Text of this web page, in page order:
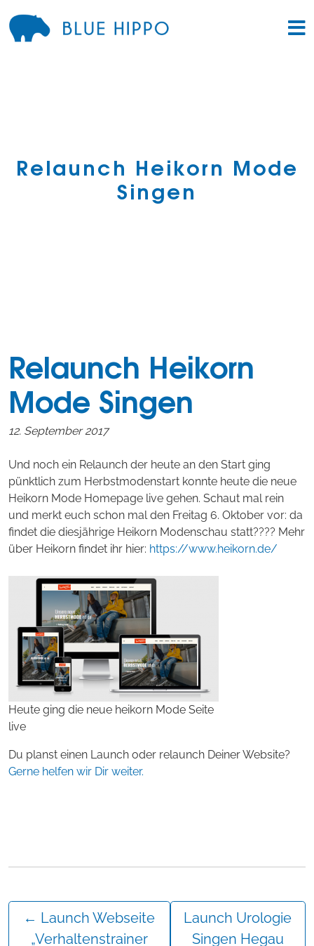
Relaunch Heikorn Mode
Singen
Relaunch Heikorn
Mode Singen
12. September 2017
Und noch ein Relaunch der heute an den Start ging
pünktlich zum Herbstmodenstart konnte heute die neue
Heikorn Mode Homepage live gehen. Schaut mal rein
und merkt euch schon mal den Freitag 6. Oktober vor: da
findet die diesjährige Heikorn Modenschau statt???? Mehr
über Heikorn findet ihr hier: https://www.heikorn.de/
Heute ging die neue heikorn Mode Seite
live
Du planst einen Launch oder relaunch Deiner Website?
Gerne helfen wir Dir weiter.
← Launch Webseite
„Verhaltenstrainer
Launch Urologie
Singen Hegau